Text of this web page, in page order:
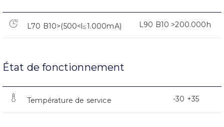
L70 B10>(500<l≤1.000mA) L90 B10 >200.000h
État de fonctionnement
Température de service -30 +35